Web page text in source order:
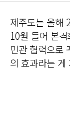
제주도는 올해
10월 들어 본
민관 협력으로
의 효과라는 게